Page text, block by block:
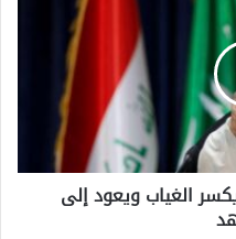
الغياب ويعود إلى